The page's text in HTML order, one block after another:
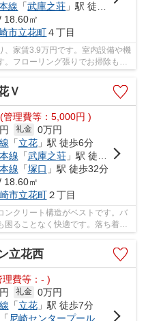
線 「武庫之荘 」駅 徒歩20分
18.60㎡
市立花町４丁目
、家賃3.9万円です。室内設備や機
。フローリング張りでお掃除も快
Ｖ
(管理費等：5,000円 )
礼金 0万円
「立花」駅 徒歩6分
線 「武庫之荘」駅 徒歩21分
線 「塚口 」駅 徒歩32分
18.60㎡
市立花町２丁目
ンクリート構造がベストです。バ
困ることなく快適です。落ち着き
立花西
理費等：- )
礼金 0万円
「立花」駅 徒歩7分
「 尼崎センタープール前
」駅 徒